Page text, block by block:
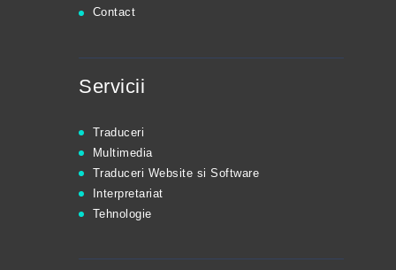
Contact
Servicii
Traduceri
Multimedia
Traduceri Website si Software
Interpretariat
Tehnologie